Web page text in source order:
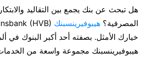
هل تبحث عن بنك يجمع بين التقاليد
المصرفية؟ هيبوفيرينسبنك
خيارك الأمثل. بصفته أحد أكبر البنوك في
هيبوفيرينسبنك مجموعة واسعة من